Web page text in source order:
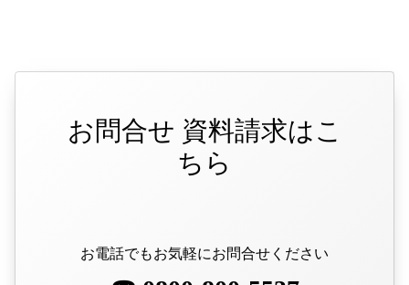
お問合せ 資料請求はこ
ちら
お電話でもお気軽にお問合せください